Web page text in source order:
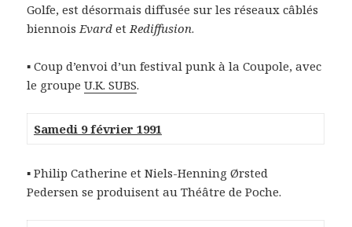
Golfe, est désormais diffusée sur les réseaux câblés
biennoisEvard etRediffusion.
▪ Coup d’envoi d’un festival punk à la Coupole, avec
le groupeU.K. SUBS.
Samedi 9 février 1991
▪ Philip Catherine et Niels-Henning Ørsted
Pedersen se produisent au Théâtre de Poche.